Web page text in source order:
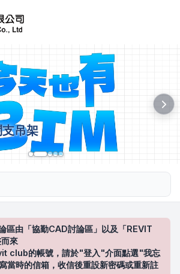
吊架
由「協勤CAD討論區」以及「REVIT
來
club的帳號，請於"登入"介面點選"我忘
當時的信箱，收信後重設新密碼或重新註